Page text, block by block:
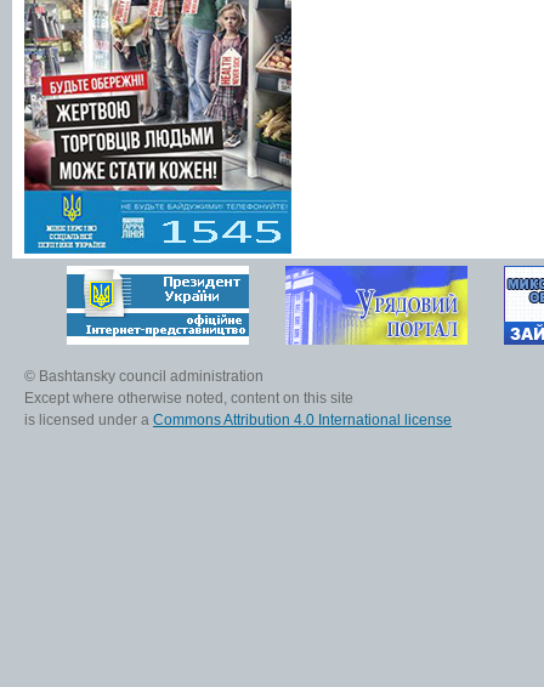
© Bashtansky council administration
Except where otherwise noted, content on this site
is licensed under a Commons Attribution 4.0 International license